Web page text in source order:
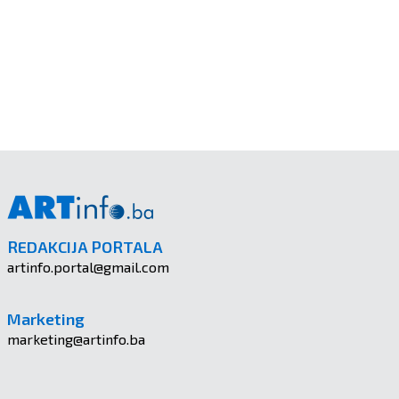
REDAKCIJA PORTALA
artinfo.portal@gmail.com
Marketing
marketing@artinfo.ba